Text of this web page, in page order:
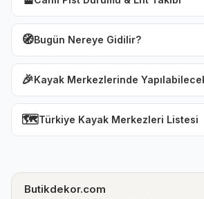
🧭Bugün Nereye Gidilir?
🎉Kayak Merkezlerinde
🗺️Türkiye Kayak Merkezleri Listesi
Butikdekor.com